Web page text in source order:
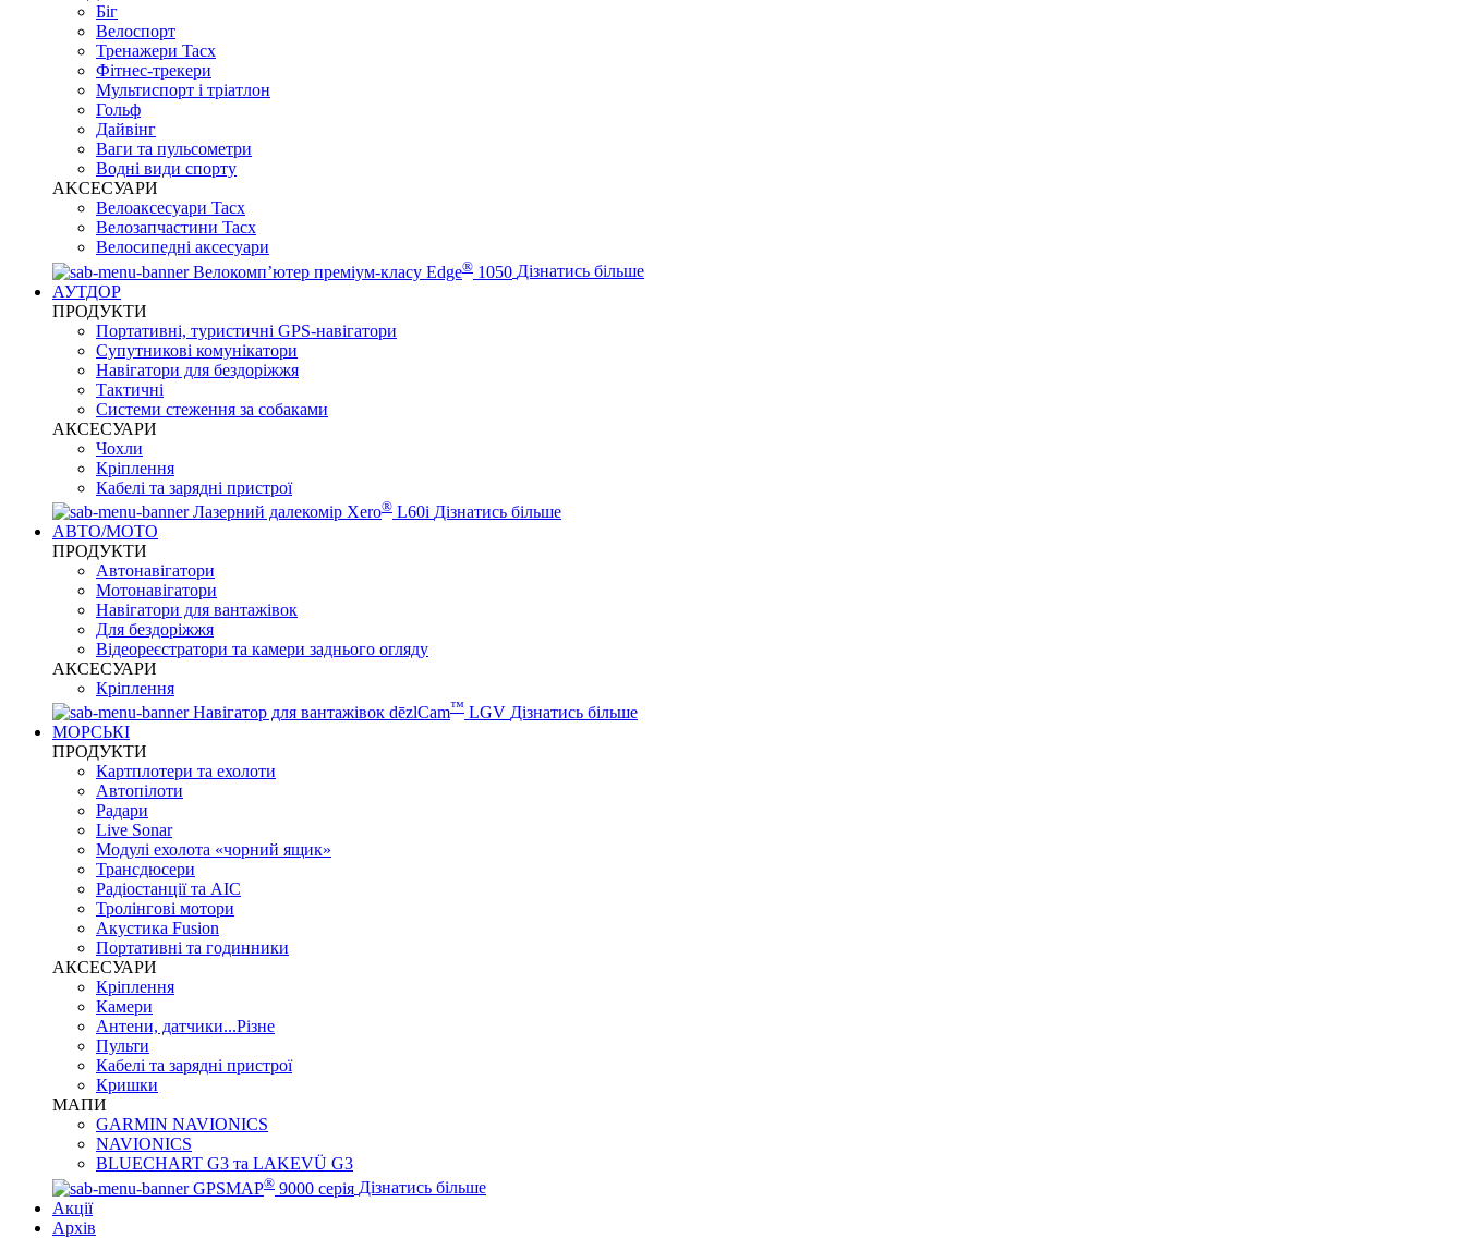
Біг
Велоспорт
Тренажери Tacx
Фітнес-трекери
Мультиспорт і тріатлон
Гольф
Дайвінг
Ваги та пульсометри
Водні види спорту
AKCЕСУАРИ
Велоаксесуари Tacx
Велозапчастини Tacx
Велосипедні аксесуари
Велокомп’ютер преміум-класу Edge® 1050 Дізнатись більше
АУТДОР
ПРОДУКТИ
Портативні, туристичні GPS-навігатори
Супутникові комунікатори
Навігатори для бездоріжжя
Тактичні
Системи стеження за собаками
АКСЕСУАРИ
Чохли
Кріплення
Кабелі та зарядні пристрої
Лазерний далекомір Xero® L60i Дізнатись більше
АВТО/МОТО
ПРОДУКТИ
Автонавігатори
Мотонавігатори
Навігатори для вантажівок
Для бездоріжжя
Відеореєстратори та камери заднього огляду
АКСЕСУАРИ
Кріплення
Навігатор для вантажівок dēzlCam™ LGV Дізнатись більше
МОРСЬКІ
ПРОДУКТИ
Картплотери та ехолоти
Автопілоти
Радари
Live Sonar
Модулі ехолота «чорний ящик»
Трансдюсери
Радіостанції та АІС
Тролінгові мотори
Акустика Fusion
Портативні та годинники
АКСЕСУАРИ
Кріплення
Камери
Антени, датчики...Різне
Пульти
Кабелі та зарядні пристрої
Кришки
МАПИ
GARMIN NAVIONICS
NAVIONICS
BLUECHART G3 та LAKEVÜ G3
GPSMAP® 9000 серія Дізнатись більше
Акції
Архів